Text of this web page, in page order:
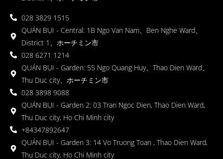
028 3829 1515
QUÁN BỤI - Central: 1B Ngo Van Nam、Ben Nghe Ward、
District 1、ホーチミン市
028 6271 1214
QUÁN BỤI - Garden: 55 Ngo Quang Huy、Thao Dien Ward、
Thu Duc city、ホーチミン市
028 3898 9088
QUÁN BỤI - Garden 2: 03 Tran Ngoc Dien, Thao Dien Ward,
Thu Duc city, Ho Chi Minh city
+84347892647
QUÁN BỤI - Garden 3: 14 Vo Truong Toan , Thao Dien Ward,
Thu Duc city, Ho Chi Minh city